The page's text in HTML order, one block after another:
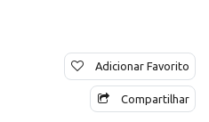
Adicionar Favorito
Compartilhar